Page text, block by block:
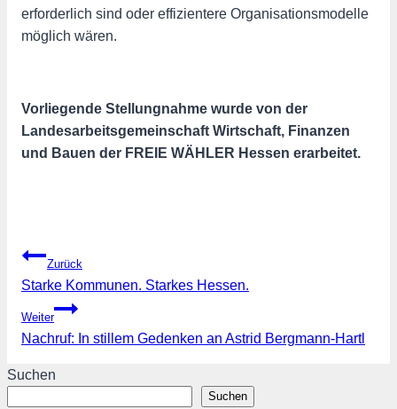
erforderlich sind oder effizientere Organisationsmodelle
möglich wären.
Vorliegende Stellungnahme wurde von der
Landesarbeitsgemeinschaft Wirtschaft, Finanzen
und Bauen der FREIE WÄHLER Hessen erarbeitet.
Beitragsnavigation
Zurück
Starke Kommunen. Starkes Hessen.
Weiter
Nachruf: In stillem Gedenken an Astrid Bergmann-Hartl
Suchen
Suchen